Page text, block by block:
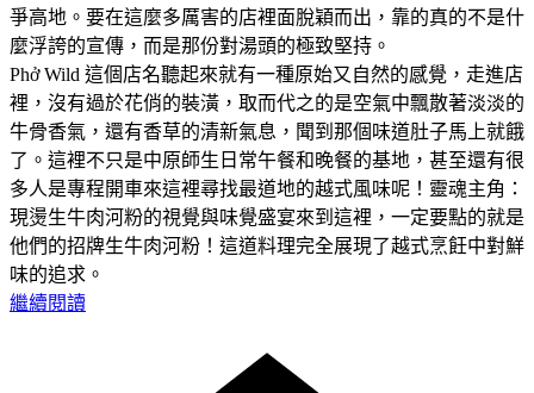
爭高地。要在這麼多厲害的店裡面脫穎而出，靠的真的不是什
麼浮誇的宣傳，而是那份對湯頭的極致堅持。
Phở Wild 這個店名聽起來就有一種原始又自然的感覺，走進店
裡，沒有過於花俏的裝潢，取而代之的是空氣中飄散著淡淡的
牛骨香氣，還有香草的清新氣息，聞到那個味道肚子馬上就餓
了。這裡不只是中原師生日常午餐和晚餐的基地，甚至還有很
多人是專程開車來這裡尋找最道地的越式風味呢！靈魂主角：
現燙生牛肉河粉的視覺與味覺盛宴來到這裡，一定要點的就是
他們的招牌生牛肉河粉！這道料理完全展現了越式烹飪中對鮮
味的追求。
繼續閱讀